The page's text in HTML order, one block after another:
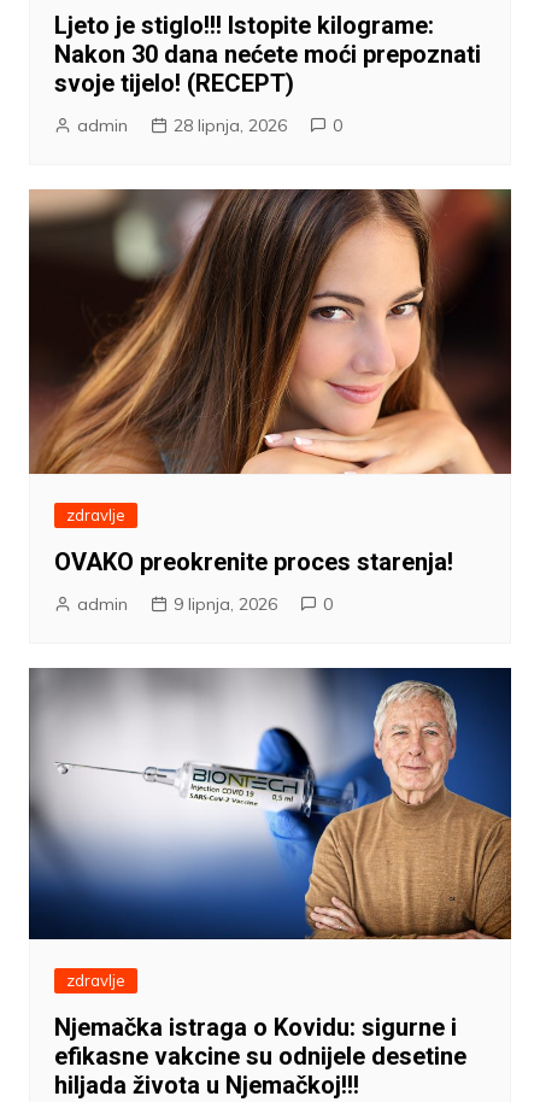
Ljeto je stiglo!!! Istopite kilograme:
Nakon 30 dana nećete moći prepoznati
svoje tijelo! (RECEPT)
admin 28 lipnja, 2026 0
zdravlje
OVAKO preokrenite proces starenja!
admin 9 lipnja, 2026 0
zdravlje
Njemačka istraga o Kovidu: sigurne i
efikasne vakcine su odnijele desetine
hiljada života u Njemačkoj!!!